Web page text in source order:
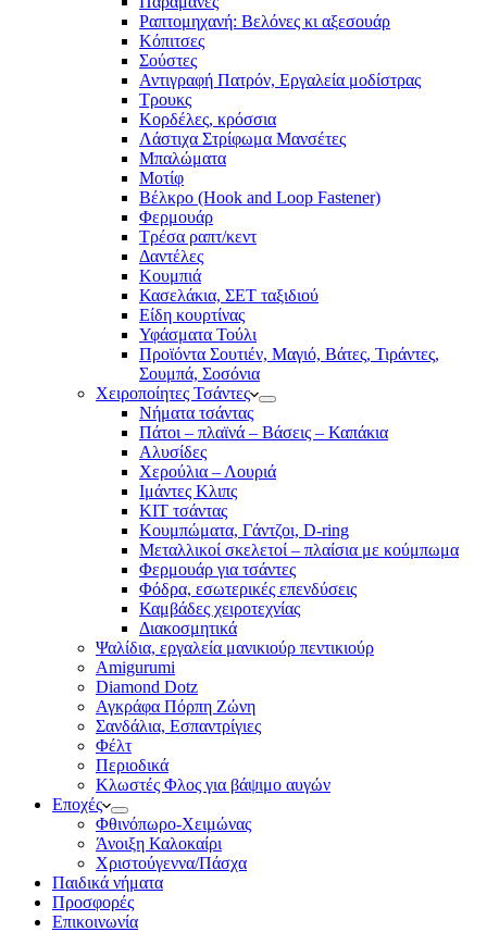
Ραπτομηχανή: Βελόνες κι αξεσουάρ
Κόπιτσες
Σούστες
Αντιγραφή Πατρόν, Εργαλεία μοδίστρας
Τρουκς
Κορδέλες, κρόσσια
Λάστιχα Στρίφωμα Μανσέτες
Μπαλώματα
Mοτίφ
Βέλκρο (Hook and Loop Fastener)
Φερμουάρ
Τρέσα ραπτ/κεντ
Δαντέλες
Κουμπιά
Κασελάκια, ΣΕΤ ταξιδιού
Είδη κουρτίνας
Υφάσματα Τούλι
Προϊόντα Σουτιέν, Μαγιό, Βάτες, Τιράντες,
Σουμπά, Σοσόνια
Χειροποίητες Τσάντες
Νήματα τσάντας
Πάτοι – πλαϊνά – Βάσεις – Καπάκια
Αλυσίδες
Χερούλια – Λουριά
Ιμάντες Κλιπς
ΚΙΤ τσάντας
Κουμπώματα, Γάντζοι, D-ring
Μεταλλικοί σκελετοί – πλαίσια με κούμπωμα
Φερμουάρ για τσάντες
Φόδρα, εσωτερικές επενδύσεις
Καμβάδες χειροτεχνίας
Διακοσμητικά
Ψαλίδια, εργαλεία μανικιούρ πεντικιούρ
Amigurumi
Diamond Dotz
Αγκράφα Πόρπη Ζώνη
Σανδάλια, Εσπαντρίγιες
Φέλτ
Περιοδικά
Κλωστές Φλος για βάψιμο αυγών
Εποχές
Φθινόπωρο-Χειμώνας
Άνοιξη Καλοκαίρι
Χριστούγεννα/Πάσχα
Παιδικά νήματα
Προσφορές
Επικοινωνία